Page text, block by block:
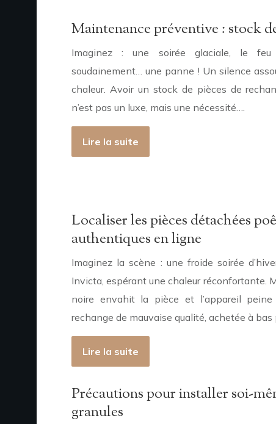
Maintenance préventive : stock
Imaginez : une soirée glaciale, le feu
soudainement… une panne ! Un silence
chaleur. Avoir un stock de pièces de
n’est pas un luxe, mais une nécessité….
Lire la suite
Localiser les pièces détachées
authentiques en ligne
Imaginez la scène : une froide soirée
Invicta, espérant une chaleur réconfortante.
noire envahit la pièce et l’appareil
rechange de mauvaise qualité, achetée à bas
Lire la suite
Précautions pour installer soi-
granules